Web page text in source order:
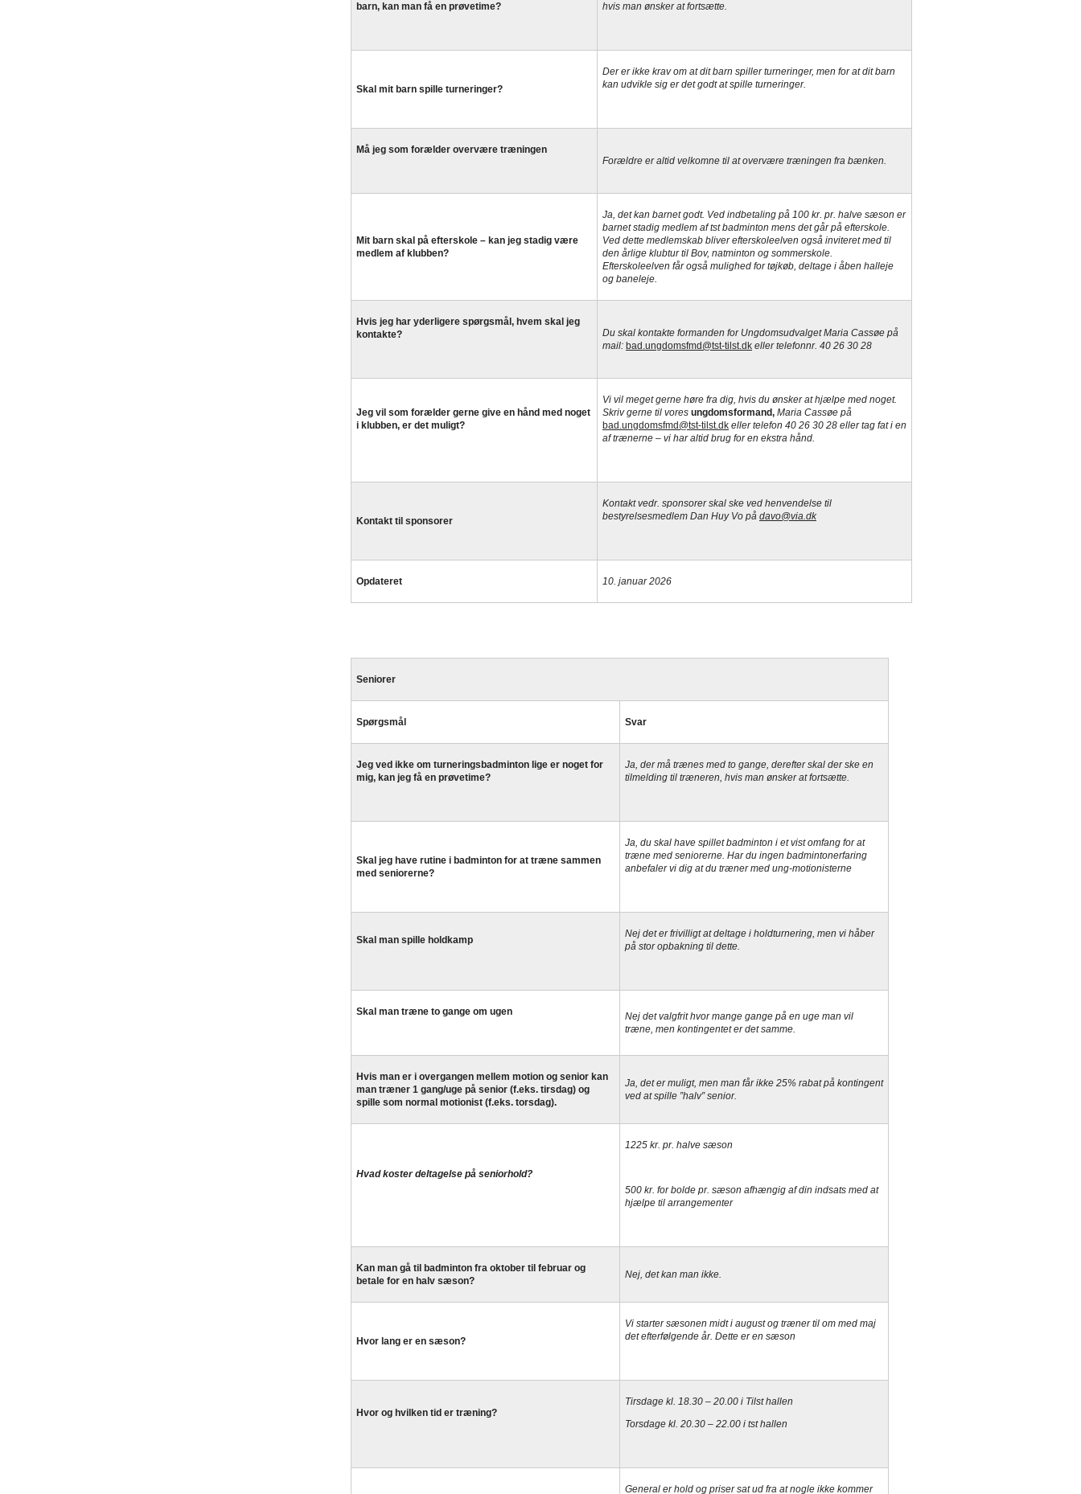
barn, kan man få en prøvetime?
hvis man ønsker at fortsætte.
Skal mit barn spille turneringer?
Der er ikke krav om at dit barn spiller turneringer, men for at dit barn
kan udvikle sig er det godt at spille turneringer.
Må jeg som forælder overvære træningen
Forældre er altid velkomne til at overvære træningen fra bænken.
Mit barn skal på efterskole – kan jeg stadig være
medlem af klubben?
Ja, det kan barnet godt. Ved indbetaling på 100 kr. pr. halve sæson er
barnet stadig medlem af tst badminton mens det går på efterskole.
Ved dette medlemskab bliver efterskoleelven også inviteret med til
den årlige klubtur til Bov, natminton og sommerskole.
Efterskoleelven får også mulighed for tøjkøb, deltage i åben halleje
og baneleje.
Hvis jeg har yderligere spørgsmål, hvem skal jeg
kontakte?
Du skal kontakte formanden for Ungdomsudvalget Maria Cassøe på
mail: bad.ungdomsfmd@tst-tilst.dk eller telefonnr. 40 26 30 28
Jeg vil som forælder gerne give en hånd med noget
i klubben, er det muligt?
Vi vil meget gerne høre fra dig, hvis du ønsker at hjælpe med noget.
Skriv gerne til vores ungdomsformand, Maria Cassøe på
bad.ungdomsfmd@tst-tilst.dk ellertelefon 40 26 30 28 eller tag fat i en
af trænerne – vi har altid brug for en ekstra hånd.
Kontakt til sponsorer
Kontakt vedr. sponsorer skal ske ved henvendelse til
bestyrelsesmedlem Dan Huy Vo på davo@via.dk
Opdateret 10. januar 2026
Seniorer
Spørgsmål Svar
Jeg ved ikke om turneringsbadminton lige er noget for
mig, kan jeg få en prøvetime?
Ja, der må trænes med to gange, derefter skal der ske en
tilmelding til træneren, hvis man ønsker at fortsætte.
Skal jeg have rutine i badminton for at træne sammen
med seniorerne?
Ja, du skal have spillet badminton i et vist omfang for at
træne med seniorerne. Har du ingen badmintonerfaring
anbefaler vi dig at du træner med ung-motionisterne
Skal man spille holdkamp
Nej det er frivilligt at deltage i holdturnering, men vi håber
på stor opbakning til dette.
Skal man træne to gange om ugen
Nej det valgfrit hvor mange gange på en uge man vil
træne, men kontingentet er det samme.
Hvis man er i overgangen mellem motion og senior kan
man træner 1 gang/uge på senior (f.eks. tirsdag) og
spille som normal motionist (f.eks. torsdag).
Ja, det er muligt, men man får ikke 25% rabat på kontingent
ved at spille ”halv” senior.
Hvad koster deltagelse på seniorhold?
1225 kr. pr. halve sæson
500 kr. for bolde pr. sæson afhængig af din indsats med at
hjælpe til arrangementer
Kan man gå til badminton fra oktober til februar og
betale for en halv sæson?
Nej, det kan man ikke.
Hvor lang er en sæson?
Vi starter sæsonen midt i august og træner til om med maj
det efterfølgende år. Dette er en sæson
Hvor og hvilken tid er træning?
Tirsdage kl. 18.30 – 20.00 i Tilst hallen
Torsdage kl. 20.30 – 22.00 i tsthallen
General er hold og priser sat ud fra at nogle ikke kommer